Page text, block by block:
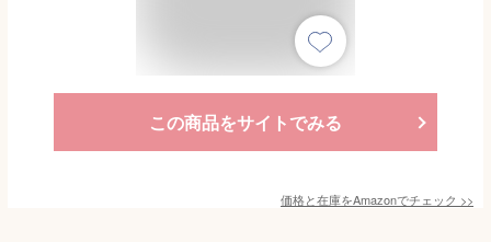
この商品をサイトでみる
価格と在庫をAmazonでチェック >>